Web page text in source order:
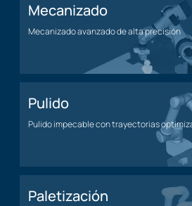
Mecanizado
Mecanizado avanzado de alta precisión
Aplicación de mecanizado
Pulido
Pulido impecable con trayectorias
Paletización